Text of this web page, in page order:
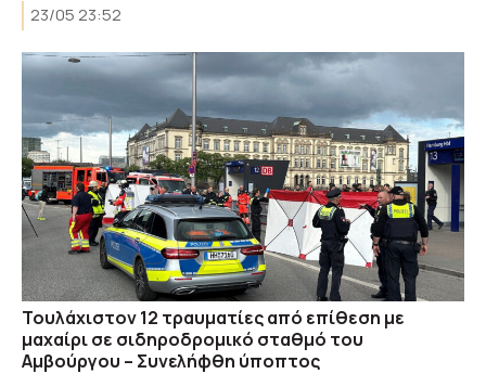
23/05 23:52
Τουλάχιστον 12 τραυματίες από επίθεση με
μαχαίρι σε σιδηροδρομικό σταθμό του
Αμβούργου – Συνελήφθη ύποπτος